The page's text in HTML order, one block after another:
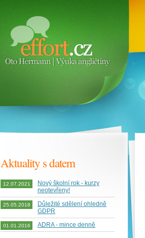
Aktuality s datem
12.07.2021
Nový školní rok - kurzy
neotevřeny!
25.05.2018
Důležité sdělení ohledně
GDPR
01.01.2016 ADRA - mince denně